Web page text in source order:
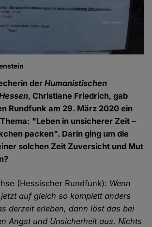
derHumanistischen
, Christiane Friedrich, gab
Rundfunk am 29. März 2020 ein
"Leben in unsicherer Zeit –
packen". Darin ging um die
solchen Zeit Zuversicht und Mut
(Hessischer Rundfunk): Wenn
auf gleich so komplett anders
derzeit erleben, dann löst das bei
Angst und Unsicherheit aus. Nichts